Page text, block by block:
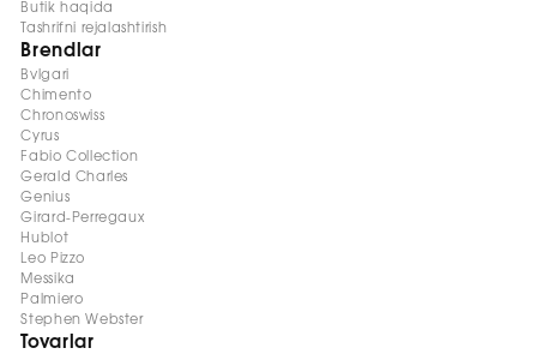
Butik haqida
Tashrifni rejalashtirish
Brendlar
Bvlgari
Chimento
Chronoswiss
Cyrus
Fabio Collection
Gerald Charles
Genius
Girard-Perregaux
Hublot
Leo Pizzo
Messika
Palmiero
Stephen Webster
Tovarlar